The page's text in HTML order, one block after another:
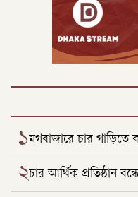
১মগবাজারে চার গাড়িতে
২চার আর্থিক প্রতিষ্ঠান